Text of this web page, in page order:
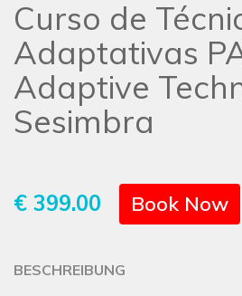
Curso de
Adaptativas
Adaptive
Sesimbra
€ 399.00 Book Now
BESCHREIBUNG